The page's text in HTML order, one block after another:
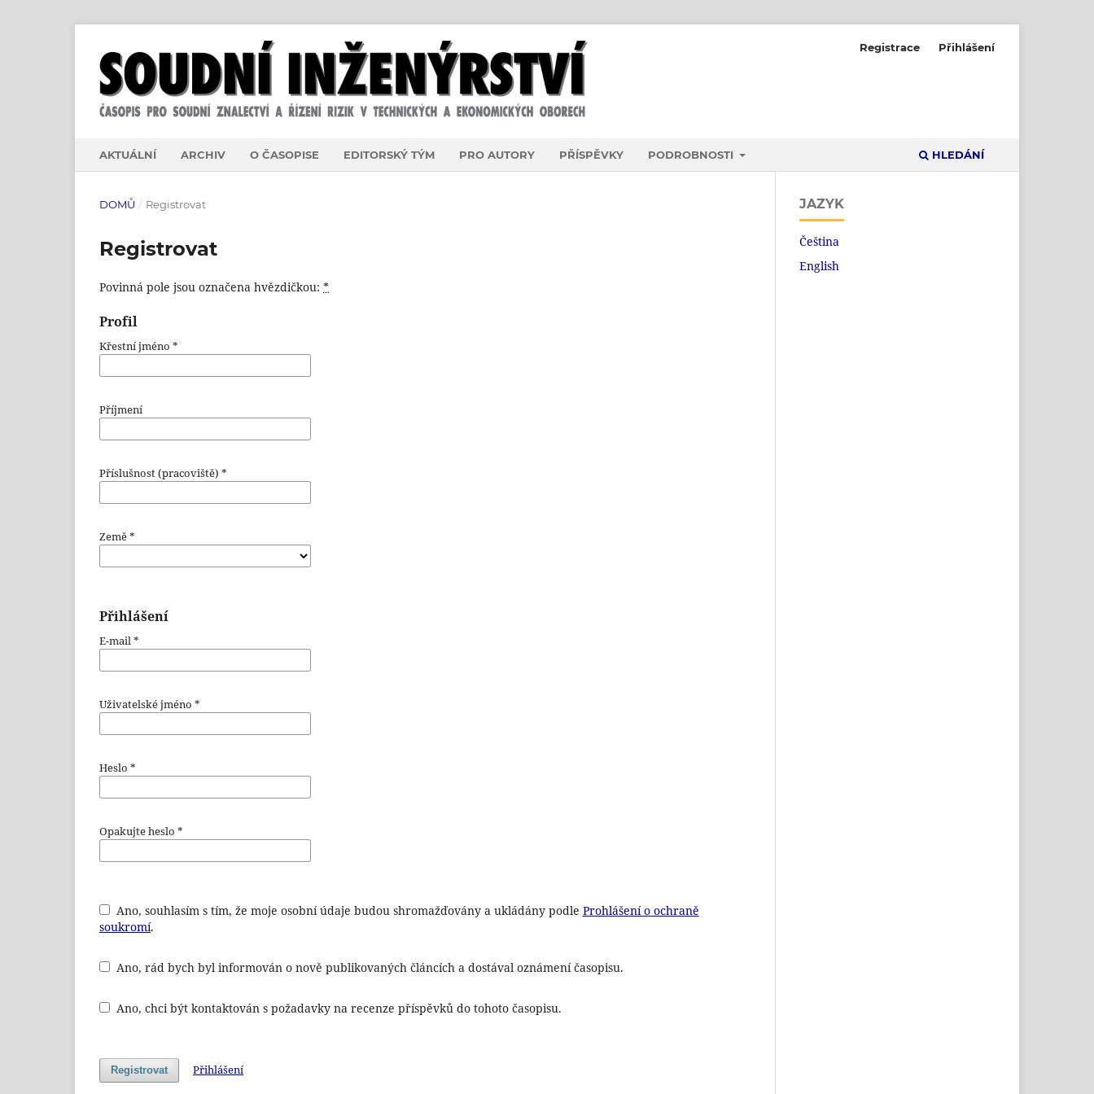
AKTUÁLNÍ ARCHIV O ČASOPISE EDITORSKÝ TÝM PRO AUTORY PŘÍSPĚVKY PODROBNOSTI HLEDÁNÍ
Registrace Přihlášení
DOMŮ / Registrovat
Registrovat
Povinná pole jsou označena hvězdičkou: *
Profil
Křestní jméno *
Příjmení
Příslušnost (pracoviště) *
Země*
Přihlášení
E-mail*
Uživatelské jméno *
Heslo *
Opakujte heslo *
Ano, souhlasím s tím, že moje osobní údaje budou shromažďovány a ukládány podle Prohlášení o ochraně
soukromí.
Ano, rád bych byl informován o nově publikovaných článcích a dostával oznámení časopisu.
Ano, chci být kontaktován s požadavky na recenze příspěvků do tohoto časopisu.
Registrovat Přihlášení
JAZYK
Čeština
English